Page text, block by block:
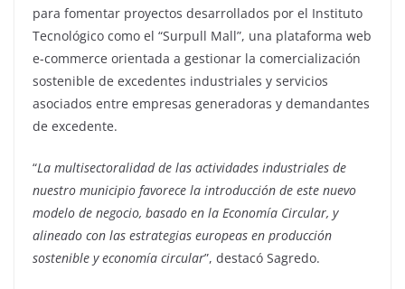
para fomentar proyectos desarrollados por el Instituto
Tecnológico como el “Surpull Mall”, una plataforma web
e-commerce orientada a gestionar la comercialización
sostenible de excedentes industriales y servicios
asociados entre empresas generadoras y demandantes
de excedente.
“La multisectoralidad de las actividades industriales de
nuestro municipio favorece la introducción de este nuevo
modelo de negocio, basado en la Economía Circular, y
alineado con las estrategias europeas en producción
sostenible y economía circular”, destacó Sagredo.